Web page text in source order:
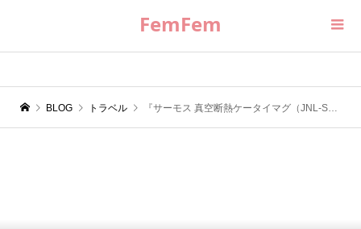
FemFem
BLOG トラベル 『サーモス 真空断熱ケータイマグ（JNL-Sシリーズ）』8月21日新発売